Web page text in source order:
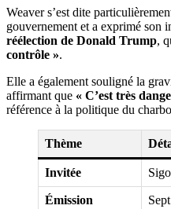
Weaver s’est dite
gouvernement et a exprimé son
réélection de Donald Trump,
contrôle ».
Elle a également souligné la
affirmant que « C’est très
référence à la politique du
Thème
Invitée
Émission